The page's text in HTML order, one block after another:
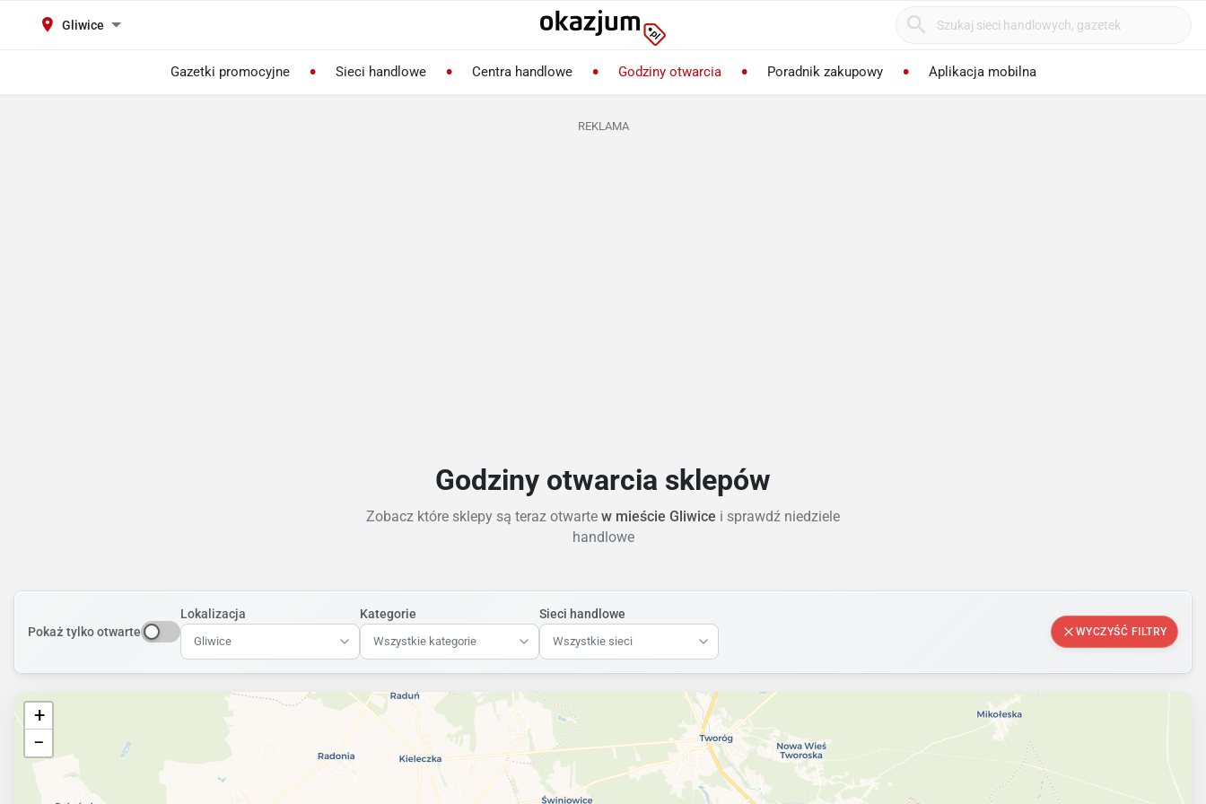
Gliwice
Gazetki promocyjne Sieci handlowe Centra handlowe Godziny otwarcia Poradnik zakupowy Aplikacja mobilna
REKLAMA
Godziny otwarcia sklepów
Zobacz które sklepy są teraz otwarte w mieście Gliwice i sprawdź niedziele
handlowe
Pokaż tylko otwarte
Lokalizacja
Gliwice
Kategorie
Wszystkie kategorie
Sieci handlowe
Wszystkie sieci
WYCZYŚĆ FILTRY
+
−